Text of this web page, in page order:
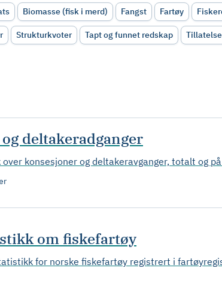
Biomasse (fisk i merd) Fangst Fartøy
Strukturkvoter Tapt og funnet redskap
deltakeradganger
konsesjoner og deltakeravganger, totalt og
om fiskefartøy
for norske fiskefartøy registrert i